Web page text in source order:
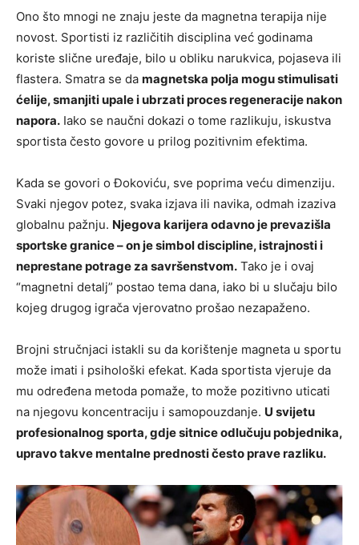
Ono što mnogi ne znaju jeste da magnetna terapija nije
novost. Sportisti iz različitih disciplina već godinama
koriste slične uređaje, bilo u obliku narukvica, pojaseva ili
flastera. Smatra se da magnetska polja mogu stimulisati
ćelije, smanjiti upale i ubrzati proces regeneracije nakon
napora. Iako se naučni dokazi o tome razlikuju, iskustva
sportista često govore u prilog pozitivnim efektima.
Kada se govori o Đokoviću, sve poprima veću dimenziju.
Svaki njegov potez, svaka izjava ili navika, odmah izaziva
globalnu pažnju. Njegova karijera odavno je prevazišla
sportske granice – on je simbol discipline, istrajnosti i
neprestane potrage za savršenstvom. Tako je i ovaj
“magnetni detalj” postao tema dana, iako bi u slučaju bilo
kojeg drugog igrača vjerovatno prošao nezapaženo.
Brojni stručnjaci istakli su da korištenje magneta u sportu
može imati i psihološki efekat. Kada sportista vjeruje da
mu određena metoda pomaže, to može pozitivno uticati
na njegovu koncentraciju i samopouzdanje. U svijetu
profesionalnog sporta, gdje sitnice odlučuju pobjednika,
upravo takve mentalne prednosti često prave razliku.